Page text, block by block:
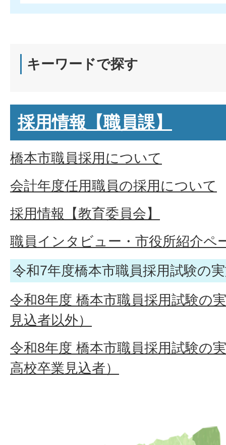
キーワードで探す
採用情報【職員課】
橋本市職員採用について
会計年度任用職員の採用について
採用情報【教育委員会】
職員インタビュー・市役所紹介ペ
令和7年度橋本市職員採用試験の
令和8年度 橋本市職員採用試験の
見込者以外）
令和8年度 橋本市職員採用試験の
高校卒業見込者）